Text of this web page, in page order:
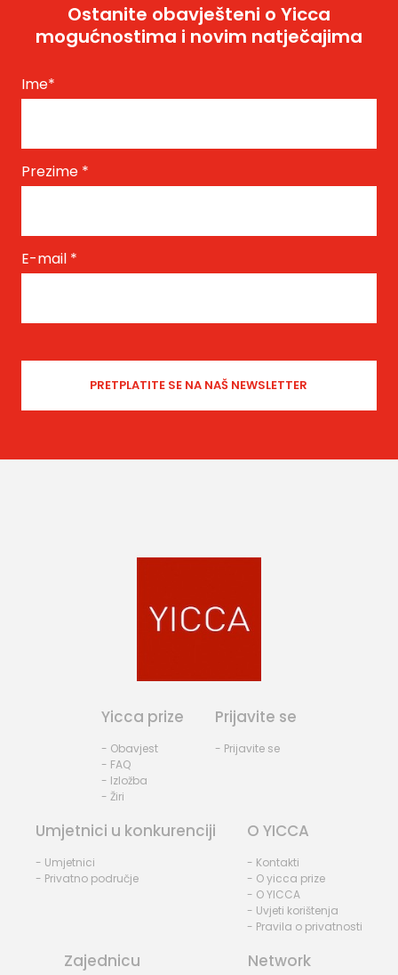
Ostanite obavješteni o Yicca
mogućnostima i novim natječajima
Ime*
Prezime *
E-mail *
Yicca prize
- Obavjest
- FAQ
- Izložba
- Žiri
Prijavite se
- Prijavite se
Umjetnici u konkurenciji
- Umjetnici
- Privatno područje
O YICCA
- Kontakti
- O yicca prize
- O YICCA
- Uvjeti korištenja
- Pravila o privatnosti
Zajednicu Network